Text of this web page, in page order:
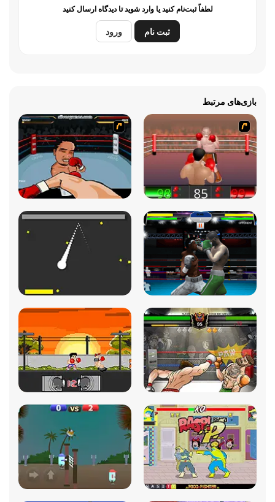
لطفاً ثبت‌نام کنید یا وارد شوید تا دیدگاه ارسال کنید
ثبت نام ورود
بازی‌های مرتبط